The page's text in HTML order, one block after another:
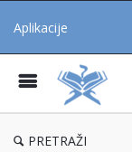
Aplikacije
PRETRAŽI